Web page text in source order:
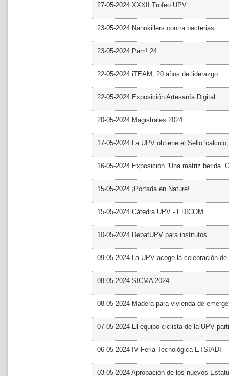
27-05-2024 XXXII Trofeo UPV
23-05-2024 Nanokillers contra bacterias
23-05-2024 Pam! 24
22-05-2024 iTEAM, 20 años de liderazgo
22-05-2024 Exposición Artesanía Digital
20-05-2024 Magistrales 2024
17-05-2024 La UPV obtiene el Sello
16-05-2024 Exposición “Una matriz herida.
15-05-2024 ¡Portada en Nature!
15-05-2024 Cátedra UPV - EDICOM
10-05-2024 DebatUPV para institutos
09-05-2024 La UPV acoge la celebración
08-05-2024 SICMA 2024
08-05-2024 Madera para vivienda de
07-05-2024 El equipo ciclista de la UPV
06-05-2024 IV Feria Tecnológica ETSIADI
03-05-2024 Aprobación de los nuevos